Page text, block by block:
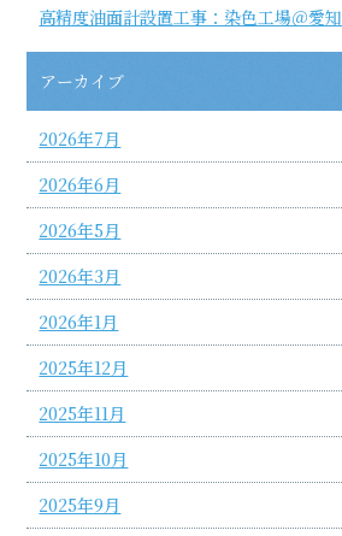
高精度油面計設置工事：染色工場＠愛
アーカイブ
2026年7月
2026年6月
2026年5月
2026年3月
2026年1月
2025年12月
2025年11月
2025年10月
2025年9月